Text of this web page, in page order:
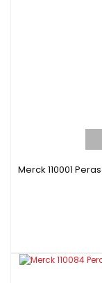
Merck 110001